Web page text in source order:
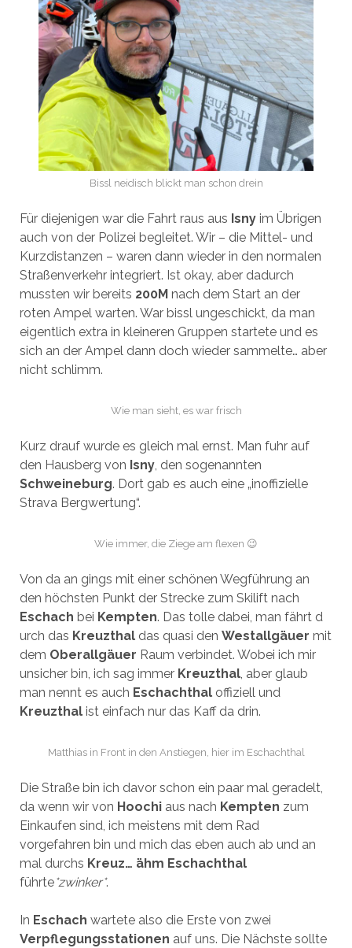
Bissl neidisch blickt man schon drein
Für diejenigen war die Fahrt raus aus Isny im Übrigen
auch von der Polizei begleitet. Wir – die Mittel- und
Kurzdistanzen – waren dann wieder in den normalen
Straßenverkehr integriert. Ist okay, aber dadurch
mussten wir bereits 200M nach dem Start an der
roten Ampel warten. War bissl ungeschickt, da man
eigentlich extra in kleineren Gruppen startete und es
sich an der Ampel dann doch wieder sammelte… aber
nicht schlimm.
Wie man sieht, es war frisch
Kurz drauf wurde es gleich mal ernst. Man fuhr auf
den Hausberg von Isny, den sogenannten
Schweineburg. Dort gab es auch eine „inoffizielle
Strava Bergwertung“.
Wie immer, die Ziege am flexen 😉
Von da an gings mit einer schönen Wegführung an
den höchsten Punkt der Strecke zum Skilift nach
Eschach bei Kempten. Das tolle dabei, man fährt d
urch das Kreuzthal das quasi den Westallgäuer mit
dem Oberallgäuer Raum verbindet. Wobei ich mir
unsicher bin, ich sag immer Kreuzthal, aber glaub
man nennt es auch Eschachthal offiziell und
Kreuzthal ist einfach nur das Kaff da drin.
Matthias in Front in den Anstiegen, hier im Eschachthal
Die Straße bin ich davor schon ein paar mal geradelt,
da wenn wir von Hoochi aus nach Kempten zum
Einkaufen sind, ich meistens mit dem Rad
vorgefahren bin und mich das eben auch ab und an
mal durchs Kreuz… ähm Eschachthal
führte*zwinker*.
In Eschach wartete also die Erste von zwei
Verpflegungsstationen auf uns. Die Nächste sollte